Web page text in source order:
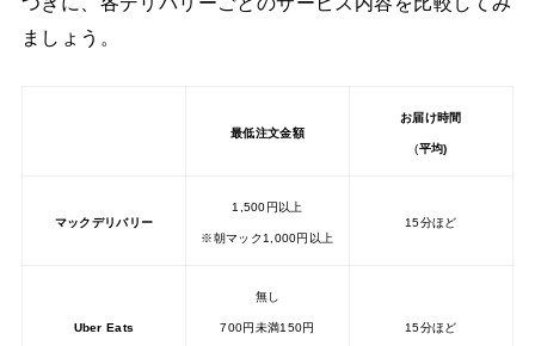
ましょう。
最低注文金額
お届け時間
(平均)
マックデリバリー
1,500円以上
※朝マック1,000円以上
15分ほど
Uber Eats
無し
700円未満150円 15分ほど